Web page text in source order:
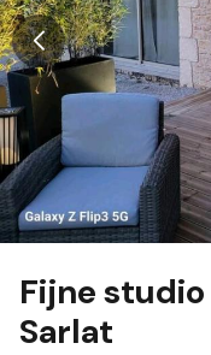
Fijne
Sarlat